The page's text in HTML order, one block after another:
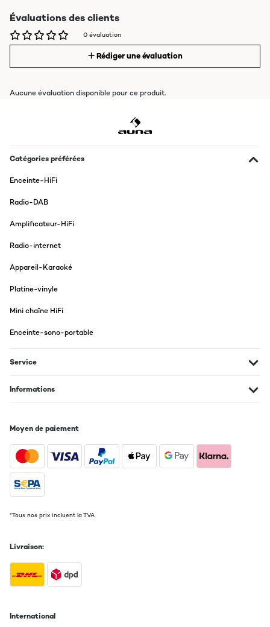
Évaluations des clients
0 évaluation
Rédiger une évaluation
Aucune évaluation disponible pour ce produit.
Catégories préférées
Enceinte-HiFi
Radio-DAB
Amplificateur-HiFi
Radio-internet
Appareil-Karaoké
Platine-vinyle
Mini chaîne HiFi
Enceinte-sono-portable
Service
Informations
Moyen de paiement
*Tous nos prix incluent la TVA
Livraison:
International